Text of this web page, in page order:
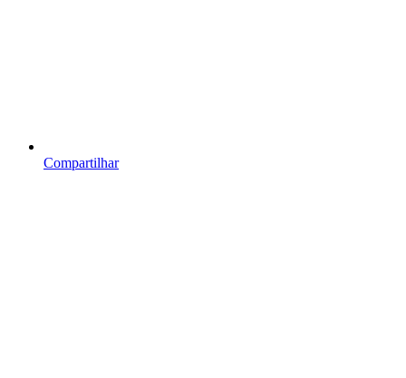
Compartilhar